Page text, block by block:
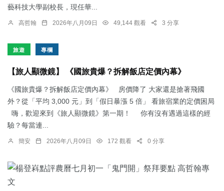
藝科技大學副校長，現任華...
高哲翰 2026年八月09日 49,144 觀看 3 分享
旅遊 專欄
【旅人顯微鏡】 《國旅貴爆？拆解飯店定價內幕》
《國旅貴爆？拆解飯店定價內幕》 房價降了 大家還是搶著飛國
外？從「平均 3,000 元」到「假日暴漲 5 倍」 看旅宿業的定價困局
嗨，歡迎來到《旅人顯微鏡》第一期！ 你有沒有遇過這樣的經
驗？每當連...
簡安 2026年八月09日 172 觀看 0 分享